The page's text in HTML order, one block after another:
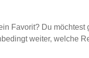
Favorit? Du
weiter, welche